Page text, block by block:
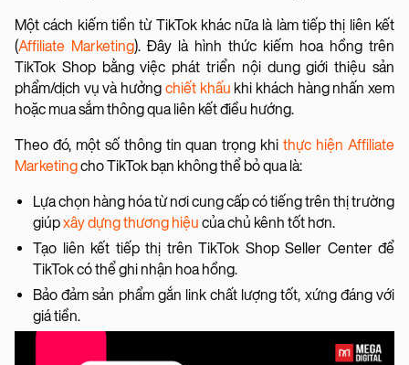
Một cách kiếm tiền từ TikTok khác nữa là làm tiếp thị liên kết
(Affiliate Marketing). Đây là hình thức kiếm hoa hồng trên
TikTok Shop bằng việc phát triển nội dung giới thiệu sản
phẩm/dịch vụ và hưởng chiết khấu khi khách hàng nhấn xem
hoặc mua sắm thông qua liên kết điều hướng.
Theo đó, một số thông tin quan trọng khithực hiện Affiliate
Marketingcho TikTok bạn không thể bỏ qua là:
Lựa chọn hàng hóa từ nơi cung cấp có tiếng trên thị trường
giúpxây dựng thương hiệu của chủ kênh tốt hơn.
Tạo liên kết tiếp thị trên TikTok Shop Seller Center để
TikTok có thể ghi nhận hoa hồng.
Bảo đảm sản phẩm gắn link chất lượng tốt, xứng đáng với
giá tiền.